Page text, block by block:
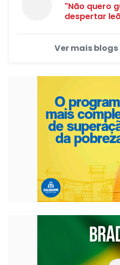
"Não quero
despertar
Ver mais